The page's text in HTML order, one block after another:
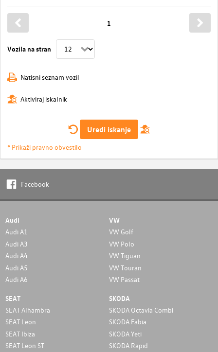
Vozila na stran
1
Natisni seznam vozil
Aktiviraj iskalnik
Uredi iskanje
* Prikaži pravno obvestilo
Facebook
Audi
Audi A1
Audi A3
Audi A4
Audi A5
Audi A6
VW
VW Golf
VW Polo
VW Tiguan
VW Touran
VW Passat
SEAT
SEAT Alhambra
SEAT Leon
SEAT Ibiza
SEAT Leon ST
SKODA
SKODA Octavia Combi
SKODA Fabia
SKODA Yeti
SKODA Rapid